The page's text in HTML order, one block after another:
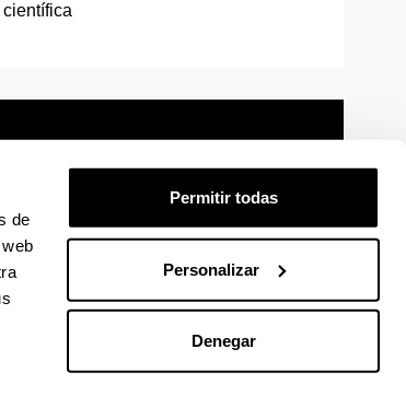
de
Permitir todas
Personalizar
Denegar
Mapa Ayuda Contacto
Linkedin
La EHU en InstagramLa EHU en YoutubeLa EHU en VimeoLa EHU en Flickr